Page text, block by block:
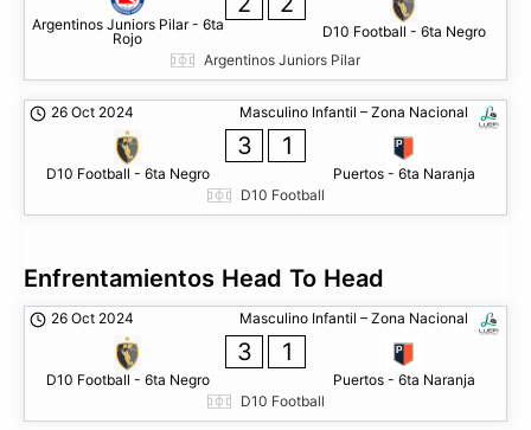
Argentinos Juniors Pilar - 6ta
Rojo
D10 Football - 6ta Negro
Argentinos Juniors Pilar
Masculino Infantil – Zona Nacional
26 Oct 2024
D10 Football - 6ta Negro
3 1
Puertos - 6ta Naranja
D10 Football
Enfrentamientos Head To Head
Masculino Infantil – Zona Nacional
26 Oct 2024
D10 Football - 6ta Negro
3 1
Puertos - 6ta Naranja
D10 Football